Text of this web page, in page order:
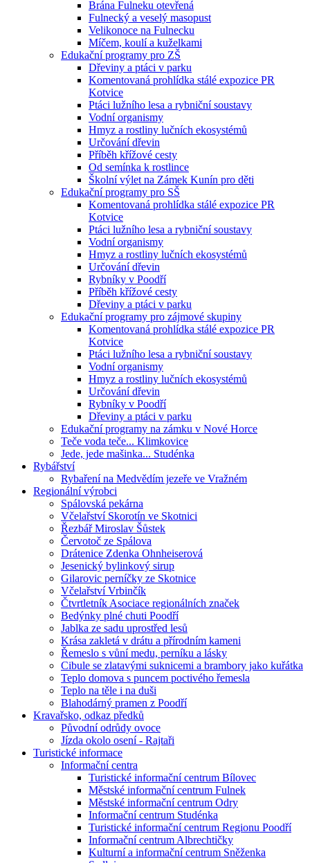
Brána Fulneku otevřená
Fulnecký a veselý masopust
Velikonoce na Fulnecku
Míčem, koulí a kuželkami
Edukační programy pro ZŠ
Dřeviny a ptáci v parku
Komentovaná prohlídka stálé expozice PR
Kotvice
Ptáci lužního lesa a rybniční soustavy
Vodní organismy
Hmyz a rostliny lučních ekosystémů
Určování dřevin
Příběh křížové cesty
Od semínka k rostlince
Školní výlet na Zámek Kunín pro děti
Edukační programy pro SŠ
Komentovaná prohlídka stálé expozice PR
Kotvice
Ptáci lužního lesa a rybniční soustavy
Vodní organismy
Hmyz a rostliny lučních ekosystémů
Určování dřevin
Rybníky v Poodří
Příběh křížové cesty
Dřeviny a ptáci v parku
Edukační programy pro zájmové skupiny
Komentovaná prohlídka stálé expozice PR
Kotvice
Ptáci lužního lesa a rybniční soustavy
Vodní organismy
Hmyz a rostliny lučních ekosystémů
Určování dřevin
Rybníky v Poodří
Dřeviny a ptáci v parku
Edukační programy na zámku v Nové Horce
Teče voda teče... Klimkovice
Jede, jede mašinka... Studénka
Rybářství
Rybaření na Medvědím jezeře ve Vražném
Regionální výrobci
Spálovská pekárna
Včelařství Skorotín ve Skotnici
Řezbář Miroslav Šůstek
Červotoč ze Spálova
Drátenice Zdenka Ohnheiserová
Jesenický bylinkový sirup
Gilarovic perníčky ze Skotnice
Včelařství Vrbinčík
Čtvrtletník Asociace regionálních značek
Bedýnky plné chuti Poodří
Jablka ze sadu uprostřed lesů
Krása zakletá v drátu a přírodním kameni
Řemeslo s vůní medu, perníku a lásky
Cibule se zlatavými suknicemi a brambory jako kuřátka
Teplo domova s puncem poctivého řemesla
Teplo na těle i na duši
Blahodárný pramen z Poodří
Kravařsko, odkaz předků
Původní odrůdy ovoce
Jízda okolo osení - Rajtaři
Turistické informace
Informační centra
Turistické informační centrum Bílovec
Městské informační centrum Fulnek
Městské informační centrum Odry
Informační centrum Studénka
Turistické informační centrum Regionu Poodří
Informační centrum Albrechtičky
Kulturní a informační centrum Sněženka